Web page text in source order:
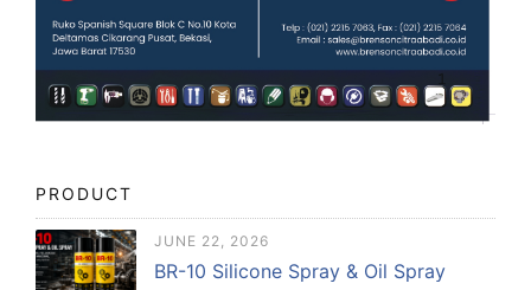
PRODUCT
JUNE 22, 2026
BR-10 Silicone Spray & Oil Spray